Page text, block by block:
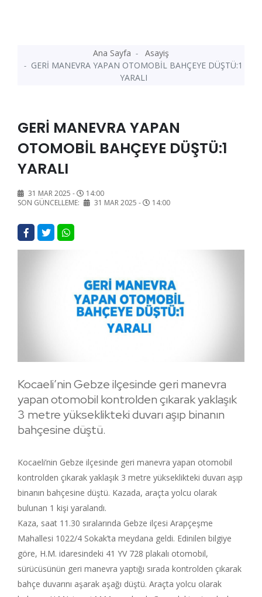
Ana Sayfa
Asayiş
GERİ MANEVRA YAPAN OTOMOBİL BAHÇEYE DÜŞTÜ:1
YARALI
GERİ MANEVRA YAPAN
OTOMOBİL BAHÇEYE DÜŞTÜ:1
YARALI
31 MAR 2025 -
14:00
SON GÜNCELLEME:
31 MAR 2025 - 14:00
Kocaeli’nin Gebze ilçesinde geri manevra
yapan otomobil kontrolden çıkarak yaklaşık
3 metre yükseklikteki duvarı aşıp binanın
bahçesine düştü.
Kocaeli’nin Gebze ilçesinde geri manevra yapan otomobil
kontrolden çıkarak yaklaşık 3 metre yükseklikteki duvarı aşıp
binanın bahçesine düştü. Kazada, araçta yolcu olarak
bulunan 1 kişi yaralandı.
Kaza, saat 11.30 sıralarında Gebze ilçesi Arapçeşme
Mahallesi 1022/4 Sokak’ta meydana geldi. Edinilen bilgiye
göre, H.M. idaresindeki 41 YV 728 plakalı otomobil,
sürücüsünün geri manevra yaptığı sırada kontrolden çıkarak
bahçe duvarını aşarak aşağı düştü. Araçta yolcu olarak